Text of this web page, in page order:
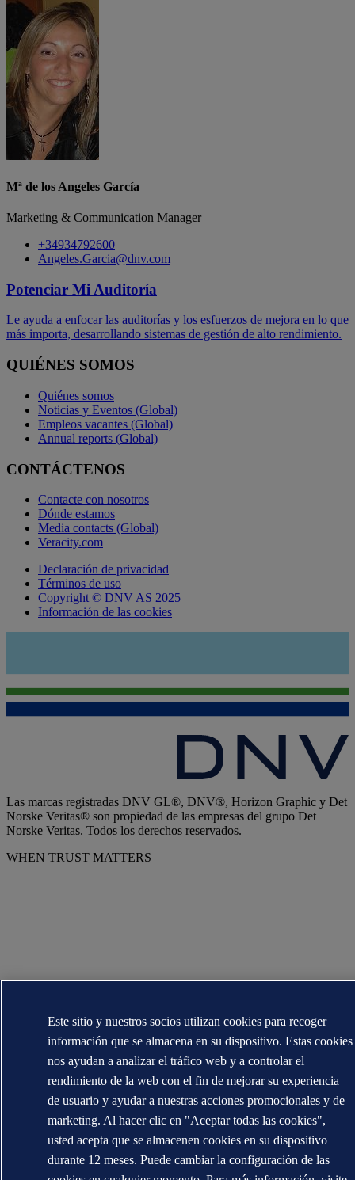
Mª de los Angeles García
Marketing & Communication Manager
+34934792600
Angeles.Garcia@dnv.com
Potenciar Mi Auditoría
Le ayuda a enfocar las auditorías y los esfuerzos de mejora en lo que
más importa, desarrollando sistemas de gestión de alto rendimiento.
QUIÉNES SOMOS
Quiénes somos
Noticias y Eventos (Global)
Empleos vacantes (Global)
Annual reports (Global)
CONTÁCTENOS
Contacte con nosotros
Dónde estamos
Media contacts (Global)
Veracity.com
Declaración de privacidad
Términos de uso
Copyright © DNV AS 2025
Información de las cookies
Las marcas registradas DNV GL®, DNV®, Horizon Graphic y Det
Norske Veritas® son propiedad de las empresas del grupo Det
Norske Veritas. Todos los derechos reservados.
WHEN TRUST MATTERS
Este sitio y nuestros socios utilizan cookies para recoger
información que se almacena en su dispositivo. Estas cookies
nos ayudan a analizar el tráfico web y a controlar el
rendimiento de la web con el fin de mejorar su experiencia
de usuario y ayudar a nuestras acciones promocionales y de
marketing. Al hacer clic en "Aceptar todas las cookies",
usted acepta que se almacenen cookies en su dispositivo
durante 12 meses. Puede cambiar la configuración de las